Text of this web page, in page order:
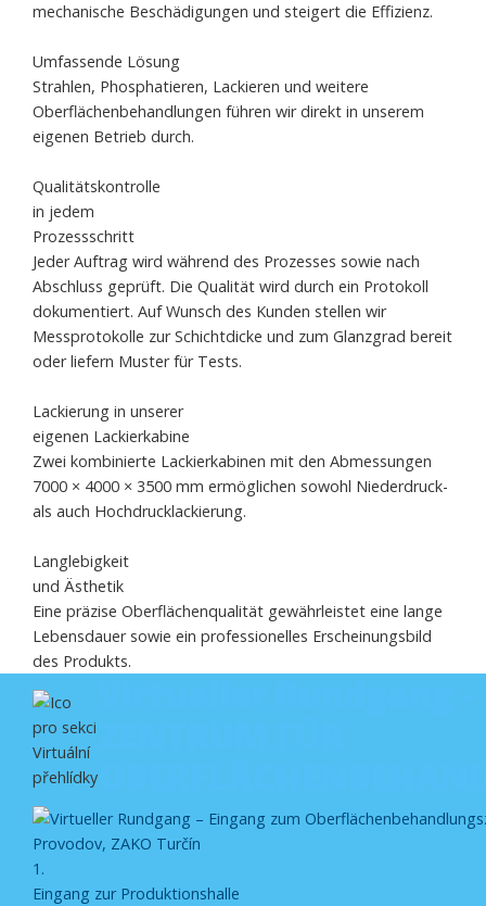
mechanische Beschädigungen und steigert die Effizienz.
Umfassende Lösung
Strahlen, Phosphatieren, Lackieren und weitere
Oberflächenbehandlungen führen wir direkt in unserem
eigenen Betrieb durch.
Qualitätskontrolle
in jedem
Prozessschritt
Jeder Auftrag wird während des Prozesses sowie nach
Abschluss geprüft. Die Qualität wird durch ein Protokoll
dokumentiert. Auf Wunsch des Kunden stellen wir
Messprotokolle zur Schichtdicke und zum Glanzgrad bereit
oder liefern Muster für Tests.
Lackierung in unserer
eigenen Lackierkabine
Zwei kombinierte Lackierkabinen mit den Abmessungen
7000 × 4000 × 3500 mm ermöglichen sowohl Niederdruck-
als auch Hochdrucklackierung.
Langlebigkeit
und Ästhetik
Eine präzise Oberflächenqualität gewährleistet eine lange
Lebensdauer sowie ein professionelles Erscheinungsbild
des Produkts.
1.
Eingang zur Produktionshalle